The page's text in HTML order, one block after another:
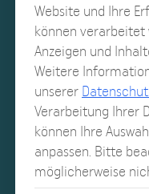
Website und Ihre
können verarbeitet
Anzeigen und
Weitere
unserer
Verarbeitung Ihrer
können Ihre
anpassen. Bitte
möglicherweise